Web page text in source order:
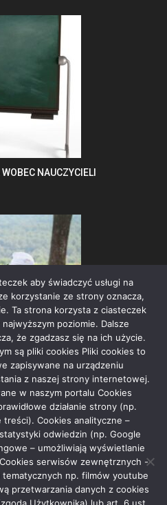
NAUCZYCIELI
EMERYTURĘ SIĘ OPŁACA?
aby świadczyć usługi na
korzystanie ze strony oznacza,
Ta strona korzysta z ciasteczek
poziomie. Dalsze
że zgadzasz się na ich użycie.
są pliki cookies Pliki cookies to
zapisywane na urządzeniu
z naszej strony internetowej.
w naszym portalu Cookies
działanie strony (np.
Cookies analityczne –
odwiedzin (np. Google
– umożliwiają wyświetlanie
serwisów zewnętrznych -
tematycznych np. filmów youtube
przetwarzania danych z cookies